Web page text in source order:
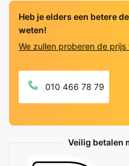
Click
quantity
Heb je elders een betere
weten!
We zullen proberen de
010 466 78 79
Veilig betalen